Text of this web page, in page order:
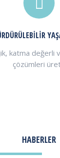
katma değerli
çözümleri
HABERLER